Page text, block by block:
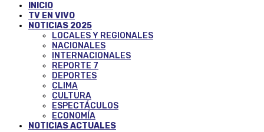
INICIO
TV EN VIVO
NOTICIAS 2025
LOCALES Y REGIONALES
NACIONALES
INTERNACIONALES
REPORTE 7
DEPORTES
CLIMA
CULTURA
ESPECTÁCULOS
ECONOMÍA
NOTICIAS ACTUALES